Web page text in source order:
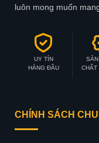
luôn mong muốn
UY TÍN
HÀNG ĐẦU
CHÍNH SÁCH